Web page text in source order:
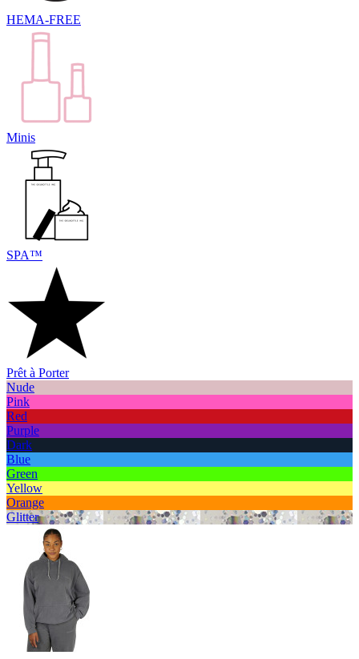
HEMA-FREE
Minis
SPA™
Prêt à Porter
Nude
Pink
Red
Purple
Dark
Blue
Green
Yellow
Orange
Glitter